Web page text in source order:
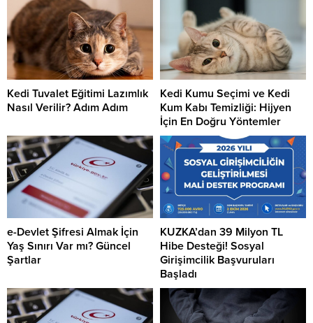
Kedi Tuvalet Eğitimi Lazımlık
Nasıl Verilir? Adım Adım
Kedi Kumu Seçimi ve Kedi
Kum Kabı Temizliği: Hijyen
İçin En Doğru Yöntemler
e-Devlet Şifresi Almak İçin
Yaş Sınırı Var mı? Güncel
Şartlar
KUZKA’dan 39 Milyon TL
Hibe Desteği! Sosyal
Girişimcilik Başvuruları
Başladı